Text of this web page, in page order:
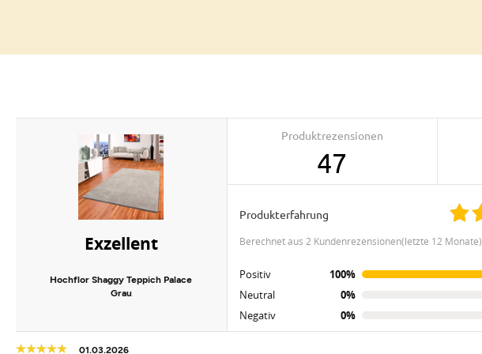
Exzellent
Hochflor Shaggy Teppich Palace
Grau
Produktrezensionen
47
Produkterfahrung
berechnet aus 2 Kundenrezensionen(letzte 12 Monate)
Positiv
100%
Neutral
0%
Negativ
0%
01.03.2026